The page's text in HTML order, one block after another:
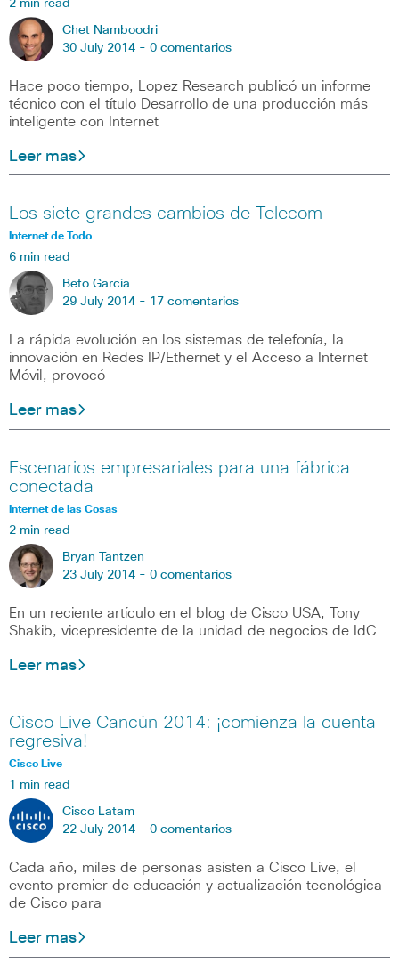
2 min read
Chet Namboodri
30 July 2014 - 0 comentarios
Hace poco tiempo, Lopez Research publicó un informe
técnico con el título Desarrollo de una producción más
inteligente con Internet
Leer mas
Los siete grandes cambios de Telecom
Internet de Todo
6 min read
Beto Garcia
29 July 2014 - 17 comentarios
La rápida evolución en los sistemas de telefonía, la
innovación en Redes IP/Ethernet y el Acceso a Internet
Móvil, provocó
Leer mas
Escenarios empresariales para una fábrica
conectada
Internet de las Cosas
2 min read
Bryan Tantzen
23 July 2014 - 0 comentarios
En un reciente artículo en el blog de Cisco USA, Tony
Shakib, vicepresidente de la unidad de negocios de IdC
Leer mas
Cisco Live Cancún 2014: ¡comienza la cuenta
regresiva!
Cisco Live
1 min read
Cisco Latam
22 July 2014 - 0 comentarios
Cada año, miles de personas asisten a Cisco Live, el
evento premier de educación y actualización tecnológica
de Cisco para
Leer mas